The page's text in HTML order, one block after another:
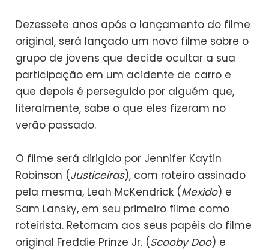
Dezessete anos após o lançamento do filme
original, será lançado um novo filme sobre o
grupo de jovens que decide ocultar a sua
participação em um acidente de carro e
que depois é perseguido por alguém que,
literalmente, sabe o que eles fizeram no
verão passado.
O filme será dirigido por Jennifer Kaytin
Robinson (Justiceiras), com roteiro assinado
pela mesma, Leah McKendrick (Mexido) e
Sam Lansky, em seu primeiro filme como
roteirista. Retornam aos seus papéis do filme
original Freddie Prinze Jr. (Scooby Doo) e